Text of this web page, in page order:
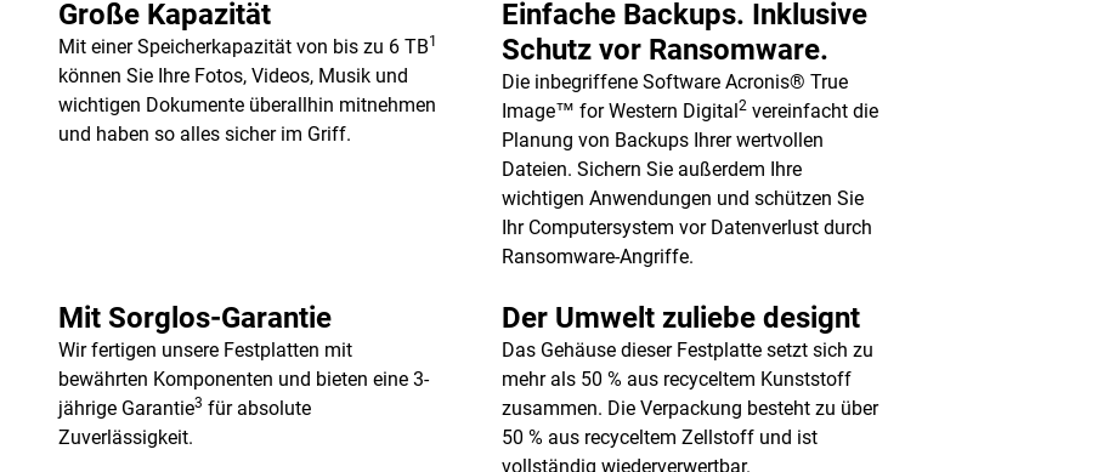
Große Kapazität
Mit einer Speicherkapazität von bis zu 6 TB1
können Sie Ihre Fotos, Videos, Musik und
wichtigen Dokumente überallhin mitnehmen
und haben so alles sicher im Griff.
Einfache Backups. Inklusive
Schutz vor Ransomware.
Die inbegriffene Software Acronis® True
Image™ for Western Digital2 vereinfacht die
Planung von Backups Ihrer wertvollen
Dateien. Sichern Sie außerdem Ihre
wichtigen Anwendungen und schützen Sie
Ihr Computersystem vor Datenverlust durch
Ransomware-Angriffe.
Mit Sorglos-Garantie
Wir fertigen unsere Festplatten mit
bewährten Komponenten und bieten eine 3-
jährige Garantie3 für absolute
Zuverlässigkeit.
Der Umwelt zuliebe designt
Das Gehäuse dieser Festplatte setzt sich zu
mehr als 50 % aus recyceltem Kunststoff
zusammen. Die Verpackung besteht zu über
50 % aus recyceltem Zellstoff und ist
vollständig wiederverwertbar.